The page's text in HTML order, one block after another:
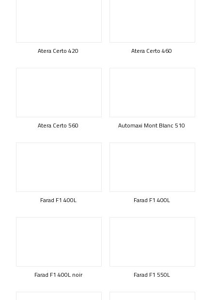
Atera Certo 420 Atera Certo 460
Atera Certo 560 Automaxi Mont Blanc 510
Farad F1 400L Farad F1 400L
Farad F1 400L noir Farad F1 550L